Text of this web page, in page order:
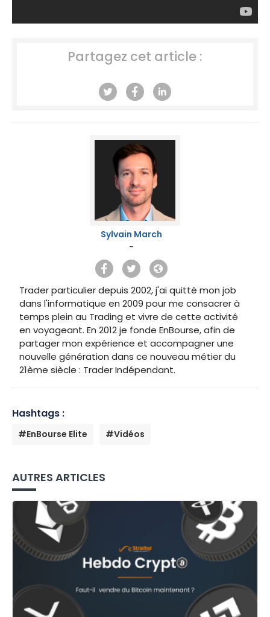
Partagez cet article :
Sylvain March
-
Trader particulier depuis 2002, j'ai quitté mon job
dans l'informatique en 2009 pour me consacrer à
temps plein au Trading et vivre de cette activité
en voyageant. En 2012 je fonde EnBourse, afin de
partager mon expérience et accompagner une
nouvelle génération dans ce nouveau métier du
21ème siècle : Trader Indépendant.
Hashtags :
#EnBourse Elite #Vidéos
AUTRES ARTICLES